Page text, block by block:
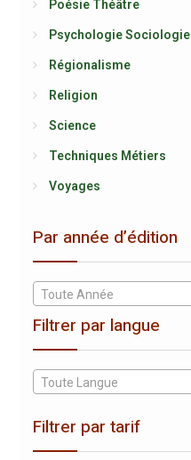
Poésie Théâtre
Psychologie Sociologie
Régionalisme
Religion
Science
Techniques Métiers
Voyages
Par année d’édition
Toute Année
Filtrer par langue
Toute Langue
Filtrer par tarif